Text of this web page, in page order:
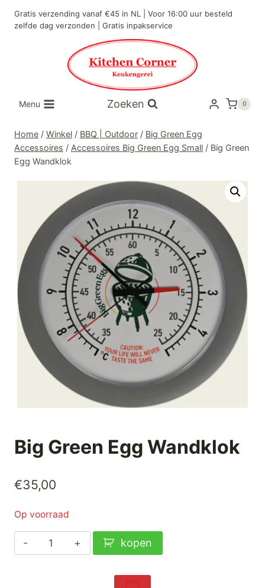
naar
Gratis verzending vanaf €45 in NL | Voor 16:00 uur besteld
zelfde dag verzonden | Gratis inpakservice
Menu Zoeken 0
Home / Winkel / BBQ | Outdoor / Big Green Egg
Accessoires / Accessoires Big Green Egg Small / Big Green
Egg Wandklok
Big Green Egg Wandklok
€35,00
Op voorraad
Big
Green
kopen